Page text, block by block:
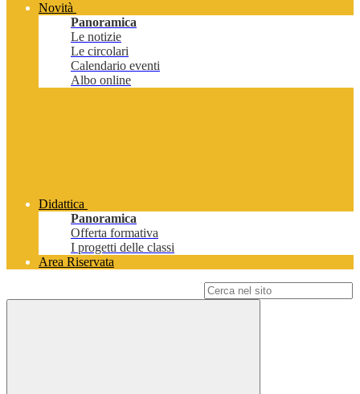
Novità
Panoramica
Le notizie
Le circolari
Calendario eventi
Albo online
Didattica
Panoramica
Offerta formativa
I progetti delle classi
Area Riservata